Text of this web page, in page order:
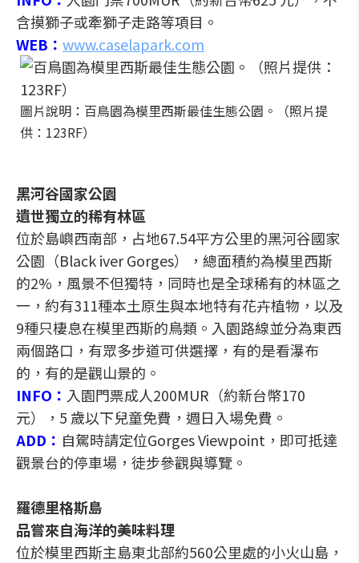
含摸獅子或牽獅子走路等項目。
WEB： www.caselapark.com
圖片說明：百鳥園為模里西斯最佳生態公園。（照片提
供：123RF）
黑河谷國家公園
遺世獨立的稀有林區
位於島嶼西南部，占地67.54平方公里的黑河谷國家
公園（Black iver Gorges），總面積約為模里西斯
的2%，風景不但獨特，同時也是全球稀有的林區之
一，約有311種本土原生與本地特有花卉植物，以及
9種只棲息在模里西斯的鳥類。入園路線並分為東西
兩個路口，有眾多步道可供選擇，有的是看瀑布
的，有的是觀山景的。
INFO： 入園門票成人200MUR（約新台幣170
元），5 歲以下兒童免費，週日入場免費。
ADD： 自駕時請定位Gorges Viewpoint，即可抵達
觀景台的停車場，徒步參觀與導覽。
羅德里格斯島
品嘗來自海洋的美味料理
位於模里西斯主島東北部約560公里處的小火山島，